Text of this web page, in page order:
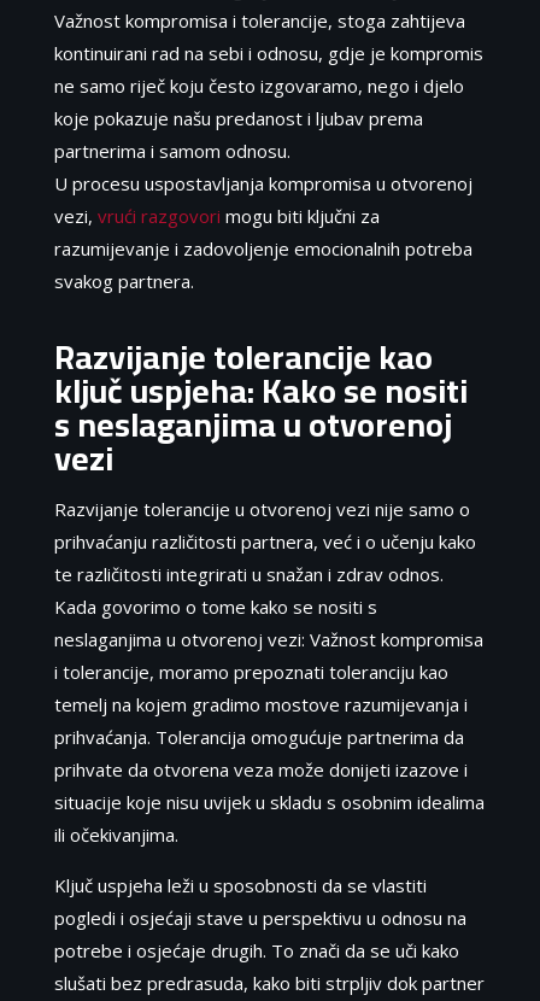
Važnost kompromisa i tolerancije, stoga zahtijeva
kontinuirani rad na sebi i odnosu, gdje je kompromis
ne samo riječ koju često izgovaramo, nego i djelo
koje pokazuje našu predanost i ljubav prema
partnerima i samom odnosu.
U procesu uspostavljanja kompromisa u otvorenoj
vezi, vrući razgovori mogu biti ključni za
razumijevanje i zadovoljenje emocionalnih potreba
svakog partnera.
Razvijanje tolerancije kao
ključ uspjeha: Kako se nositi
s neslaganjima u otvorenoj
vezi
Razvijanje tolerancije u otvorenoj vezi nije samo o
prihvaćanju različitosti partnera, već i o učenju kako
te različitosti integrirati u snažan i zdrav odnos.
Kada govorimo o tome kako se nositi s
neslaganjima u otvorenoj vezi: Važnost kompromisa
i tolerancije, moramo prepoznati toleranciju kao
temelj na kojem gradimo mostove razumijevanja i
prihvaćanja. Tolerancija omogućuje partnerima da
prihvate da otvorena veza može donijeti izazove i
situacije koje nisu uvijek u skladu s osobnim idealima
ili očekivanjima.
Ključ uspjeha leži u sposobnosti da se vlastiti
pogledi i osjećaji stave u perspektivu u odnosu na
potrebe i osjećaje drugih. To znači da se uči kako
slušati bez predrasuda, kako biti strpljiv dok partner